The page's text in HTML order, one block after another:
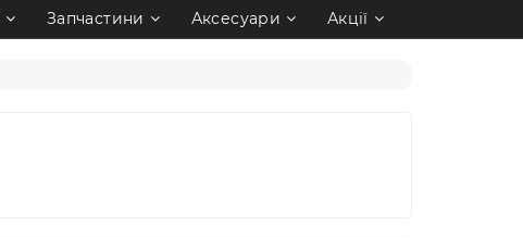
Запчастини Аксесуари Акції